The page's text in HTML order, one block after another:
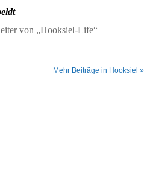
von „Hooksiel-Life“
Mehr Beiträge in Hooksiel »